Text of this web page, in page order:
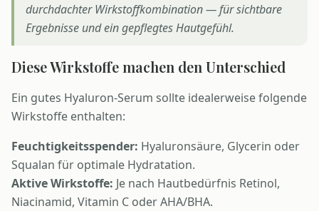
durchdachter Wirkstoffkombination — für sichtbare
Ergebnisse und ein gepflegtes Hautgefühl.
Diese Wirkstoffe machen den Unterschied
Ein gutes Hyaluron-Serum sollte idealerweise folgende
Wirkstoffe enthalten:
Feuchtigkeitsspender: Hyaluronsäure, Glycerin oder
Squalan für optimale Hydratation.
Aktive Wirkstoffe: Je nach Hautbedürfnis Retinol,
Niacinamid, Vitamin C oder AHA/BHA.